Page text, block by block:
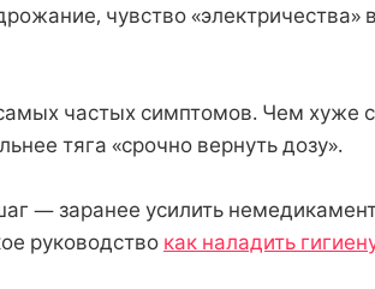
чувство «электричества»
частых симптомов. Чем хуже
тяга «срочно вернуть дозу».
— заранее усилить
руководство как наладить